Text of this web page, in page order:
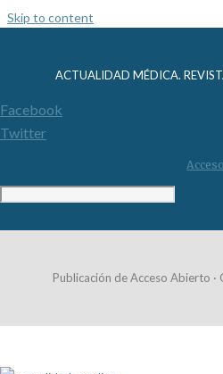
Skip to content
ACTUALIDAD MÉDICA.
Facebook
Twitter
Acceso
Publicación de Acceso Abierto ·